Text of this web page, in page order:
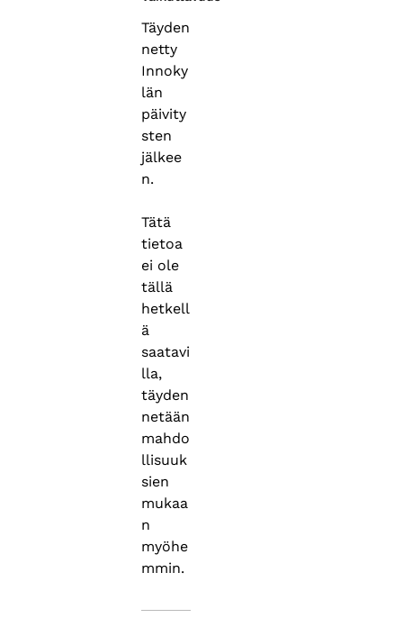
Täyden
netty
Innoky
län
päivity
sten
jälkee
n.
Tätä
tietoa
ei ole
tällä
hetkell
ä
saatavi
lla,
täyden
netään
mahdo
llisuuk
sien
mukaa
n
myöhe
mmin.